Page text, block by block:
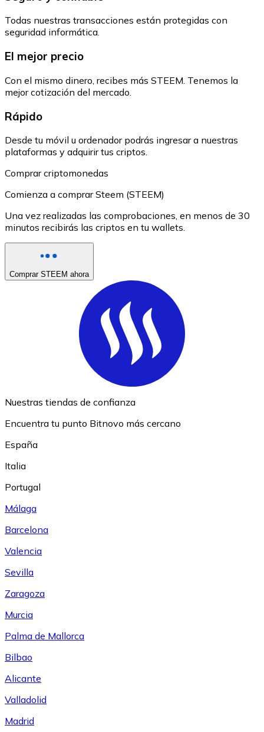
Todas nuestras transacciones están protegidas con
seguridad informática.
El mejor precio
Con el mismo dinero, recibes más STEEM. Tenemos la
mejor cotización del mercado.
Rápido
Desde tu móvil u ordenador podrás ingresar a nuestras
plataformas y adquirir tus criptos.
Comprar criptomonedas
Comienza a comprar Steem (STEEM)
Una vez realizadas las comprobaciones, en menos de 30
minutos recibirás las criptos en tu wallets.
Comprar STEEM ahora
Nuestras tiendas de confianza
Encuentra tu punto Bitnovo más cercano
España
Italia
Portugal
Málaga
Barcelona
Valencia
Sevilla
Zaragoza
Murcia
Palma de Mallorca
Bilbao
Alicante
Valladolid
Madrid